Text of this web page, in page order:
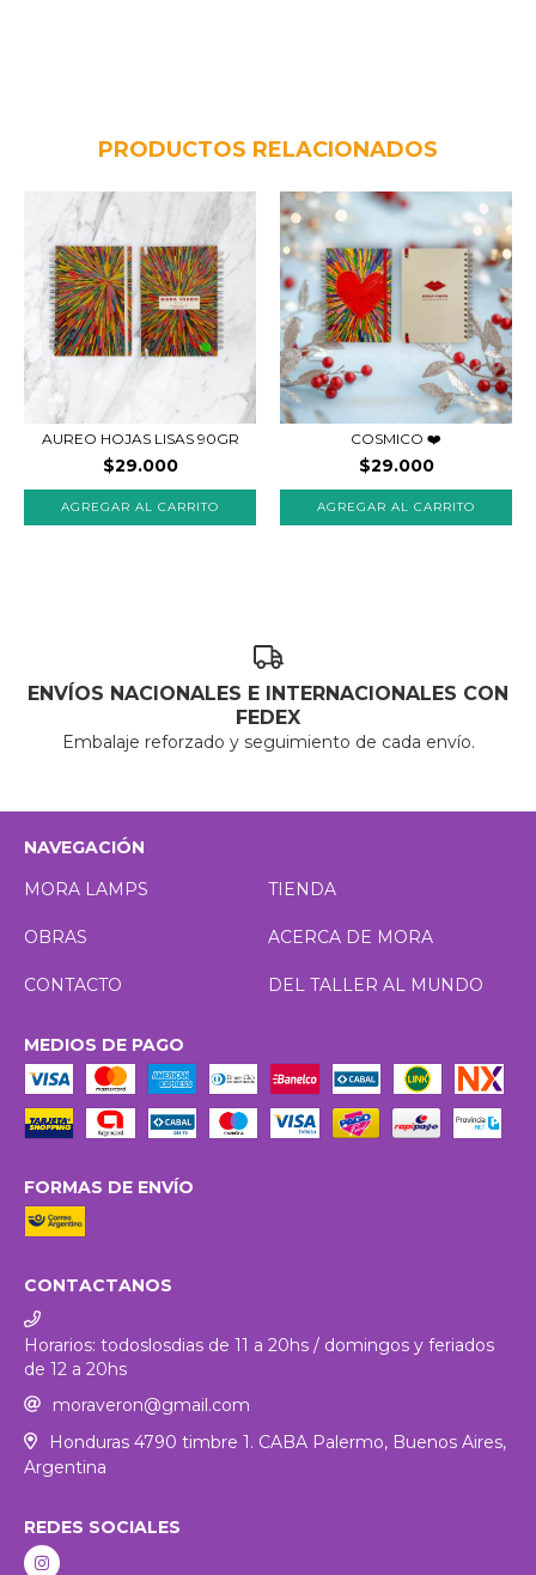
PRODUCTOS RELACIONADOS
AUREO HOJAS LISAS 90GR
$29.000
COSMICO ❤️
$29.000
ENVÍOS NACIONALES E INTERNACIONALES CON
FEDEX
Embalaje reforzado y seguimiento de cada envío.
NAVEGACIÓN
MORA LAMPS
TIENDA
OBRAS ACERCA DE MORA
CONTACTO DEL TALLER AL MUNDO
MEDIOS DE PAGO
FORMAS DE ENVÍO
CONTACTANOS
Horarios: todoslosdias de 11 a 20hs / domingos y feriados
de 12 a 20hs
moraveron@gmail.com
Honduras 4790 timbre 1. CABA Palermo, Buenos Aires,
Argentina
REDES SOCIALES